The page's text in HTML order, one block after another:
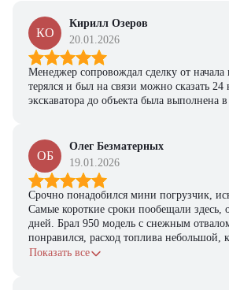
КО
Кирилл Озеров
20.01.2026
Менеджер сопровождал сделку от начала
терялся и был на связи можно сказать 24
экскаватора до объекта была выполнена
ОБ
Олег Безматерных
19.01.2026
Срочно понадобился мини погрузчик,
Самые короткие сроки пообещали здесь,
дней. Брал 950 модель с снежным
понравился, расход топлива небольшой,
с задачами справляется.
Показать все
Получите
предложение на
Ответьте на несколько вопросов —
персональную подборку моделей и
покупки